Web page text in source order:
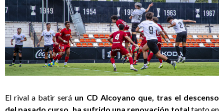
El rival a batir será un CD Alcoyano que, tras el descenso